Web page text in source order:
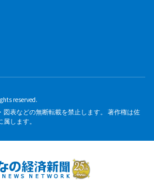
reserved.
表などの無断転載を禁止します。 著作権は佐
します。